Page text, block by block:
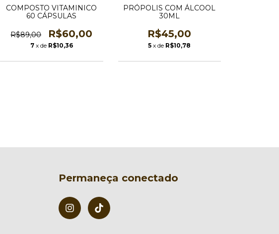
COMPOSTO VITAMINICO
60 CÁPSULAS
R$89,00 R$60,00
7 x de R$10,36
PRÓPOLIS COM ÁLCOOL
30ML
R$45,00
5 x de R$10,78
Permaneça conectado